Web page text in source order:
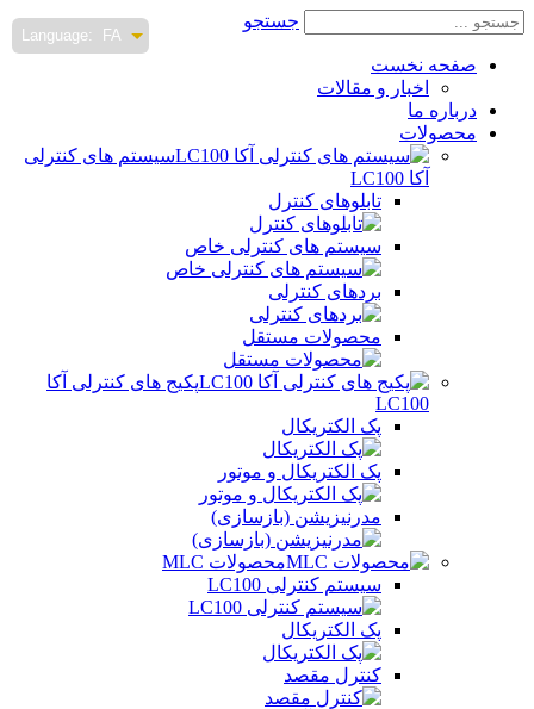
Language: FA
جستجو
صفحه نخست
اخبار و مقالات
درباره ما
محصولات
سیستم های کنترلی
آکا LC100
تابلوهای کنترل
سیستم های کنترلی خاص
بردهای کنترلی
محصولات مستقل
پکیج های کنترلی آکا
LC100
پک الکتریکال
پک الکتریکال و موتور
مدرنیزیشن (بازسازی)
محصولات MLC
سیستم کنترلی LC100
پک الکتریکال
کنترل مقصد